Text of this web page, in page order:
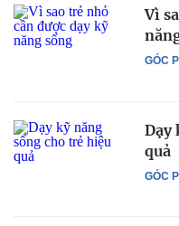
GÓC
Vì
GÓC
Dạy
quả